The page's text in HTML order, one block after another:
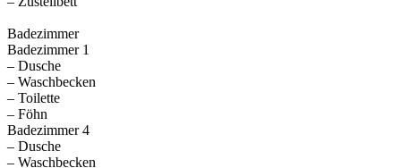
Badezimmer
Badezimmer 1
– Dusche
– Waschbecken
– Toilette
– Föhn
Badezimmer 4
– Dusche
– Waschbecken